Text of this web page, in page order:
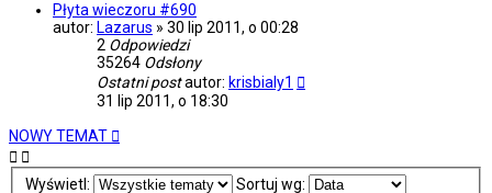
Płyta wieczoru #690
autor: Lazarus » 30 lip 2011, o 00:28
2 Odpowiedzi
35264 Odsłony
Ostatni postautor: krisbialy1
31 lip 2011, o 18:30
NOWY TEMAT
Wyświetl:
Sortuj wg: